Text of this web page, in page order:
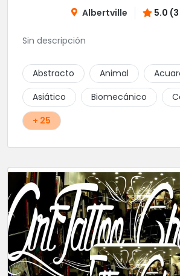
Albertville 5.0
Sin descripción
Abstracto Animal
Asiático
Biomecánico
+ 25